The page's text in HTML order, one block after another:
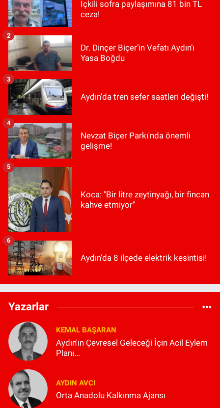
İçkili sofra paylaşımına 81 bin TL
ceza!
Dr. Dinçer Biçer’in Vefatı Aydın’ı
Yasa Boğdu
2
Aydın'da tren sefer saatleri değişti!
3
Nevzat Biçer Parkı'nda önemli
gelişme!
4
Koca: "Bir litre zeytinyağı, bir fincan
kahve etmiyor"
5
Aydın’da 8 ilçede elektrik kesintisi!
6
Yazarlar
KEMAL BAŞARAN
Aydın'ın Çevresel Geleceği İçin Acil Eylem
Planı...
AYDIN AVCI
Orta Anadolu Kalkınma Ajansı